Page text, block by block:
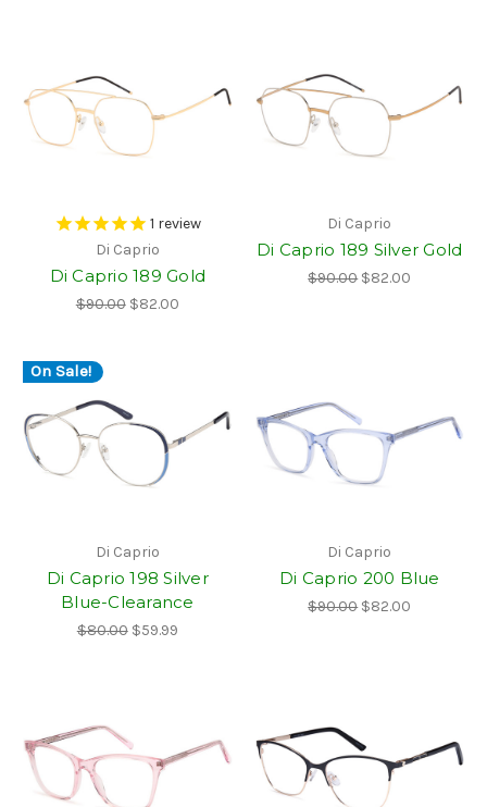
1 review
Di Caprio
Di Caprio 189 Gold
$90.00 $82.00
Di Caprio
Di Caprio 189 Silver Gold
$90.00 $82.00
On Sale!
Di Caprio
Di Caprio 198 Silver
Blue-Clearance
$80.00 $59.99
Di Caprio
Di Caprio 200 Blue
$90.00 $82.00